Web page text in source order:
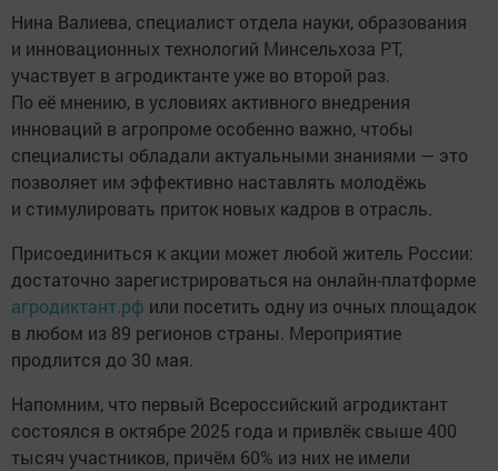
Нина Валиева, специалист отдела науки, образования
и инновационных технологий Минсельхоза РТ,
участвует в агродиктанте уже во второй раз.
По её мнению, в условиях активного внедрения
инноваций в агропроме особенно важно, чтобы
специалисты обладали актуальными знаниями — это
позволяет им эффективно наставлять молодёжь
и стимулировать приток новых кадров в отрасль.
Присоединиться к акции может любой житель России:
достаточно зарегистрироваться на онлайн-платформе
агродиктант.рф или посетить одну из очных площадок
в любом из 89 регионов страны. Мероприятие
продлится до 30 мая.
Напомним, что первый Всероссийский агродиктант
состоялся в октябре 2025 года и привлёк свыше 400
тысяч участников, причём 60% из них не имели